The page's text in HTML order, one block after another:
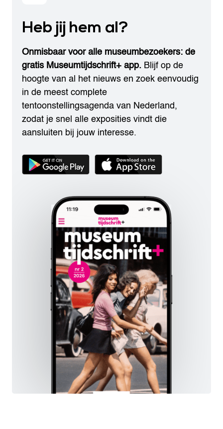
Heb jij hem al?
Onmisbaar voor alle museumbezoekers: de
gratis Museumtijdschrift+ app. Blijf op de
hoogte van al het nieuws en zoek eenvoudig
in de meest complete
tentoonstellingsagenda van Nederland,
zodat je snel alle exposities vindt die
aansluiten bij jouw interesse.